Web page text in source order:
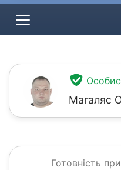
Магаляс
Готовність